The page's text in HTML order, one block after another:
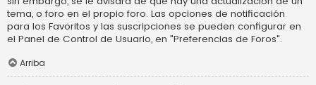
tema, o foro en el propio foro. Las opciones de notificación
para los Favoritos y las suscripciones se pueden configurar en
el Panel de Control de Usuario, en "Preferencias de Foros".
Arriba